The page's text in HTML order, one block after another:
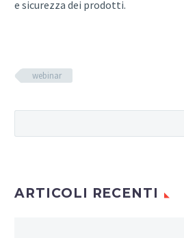
e sicurezza dei prodotti.
webinar
ARTICOLI RECENTI